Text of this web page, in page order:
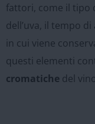
fattori, come il tipo
dell’uva, il tempo
in cui viene
questi elementi
cromatiche del